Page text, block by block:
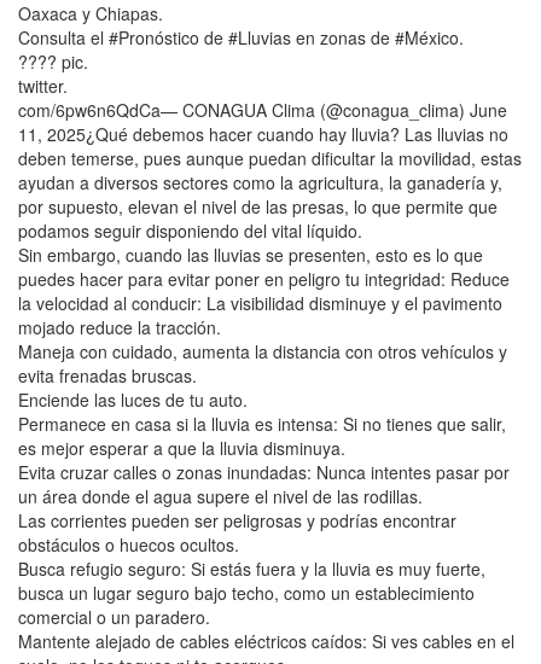
Oaxaca y Chiapas.
Consulta el #Pronóstico de #Lluvias en zonas de #México.
???? pic.
twitter.
com/6pw6n6QdCa— CONAGUA Clima (@conagua_clima) June
11, 2025¿Qué debemos hacer cuando hay lluvia? Las lluvias no
deben temerse, pues aunque puedan dificultar la movilidad, estas
ayudan a diversos sectores como la agricultura, la ganadería y,
por supuesto, elevan el nivel de las presas, lo que permite que
podamos seguir disponiendo del vital líquido.
Sin embargo, cuando las lluvias se presenten, esto es lo que
puedes hacer para evitar poner en peligro tu integridad: Reduce
la velocidad al conducir: La visibilidad disminuye y el pavimento
mojado reduce la tracción.
Maneja con cuidado, aumenta la distancia con otros vehículos y
evita frenadas bruscas.
Enciende las luces de tu auto.
Permanece en casa si la lluvia es intensa: Si no tienes que salir,
es mejor esperar a que la lluvia disminuya.
Evita cruzar calles o zonas inundadas: Nunca intentes pasar por
un área donde el agua supere el nivel de las rodillas.
Las corrientes pueden ser peligrosas y podrías encontrar
obstáculos o huecos ocultos.
Busca refugio seguro: Si estás fuera y la lluvia es muy fuerte,
busca un lugar seguro bajo techo, como un establecimiento
comercial o un paradero.
Mantente alejado de cables eléctricos caídos: Si ves cables en el